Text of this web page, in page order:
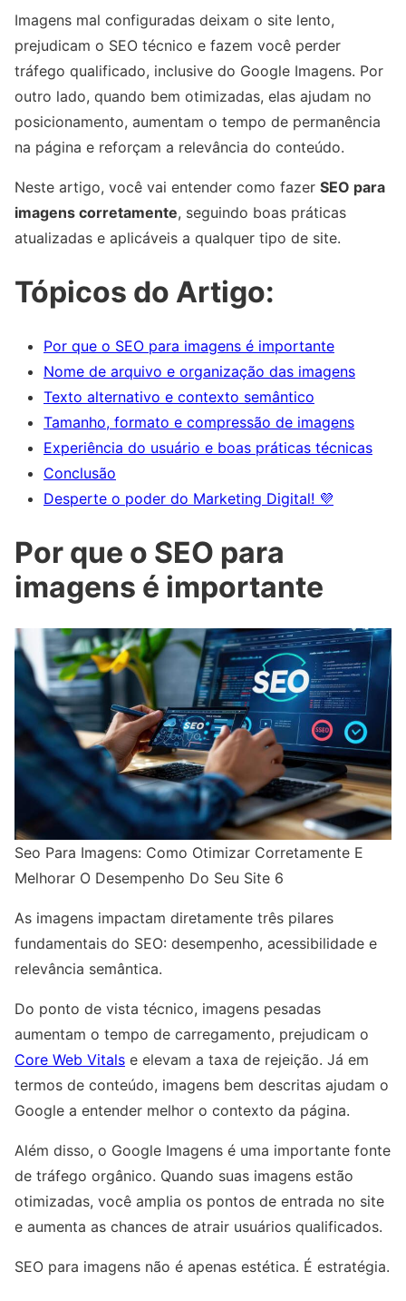
Imagens mal configuradas deixam o site lento,
prejudicam o SEO técnico e fazem você perder
tráfego qualificado, inclusive do Google Imagens. Por
outro lado, quando bem otimizadas, elas ajudam no
posicionamento, aumentam o tempo de permanência
na página e reforçam a relevância do conteúdo.
Neste artigo, você vai entender como fazer SEO para
imagens corretamente, seguindo boas práticas
atualizadas e aplicáveis a qualquer tipo de site.
Tópicos do Artigo:
Por que o SEO para imagens é importante
Nome de arquivo e organização das imagens
Texto alternativo e contexto semântico
Tamanho, formato e compressão de imagens
Experiência do usuário e boas práticas técnicas
Conclusão
Desperte o poder do Marketing Digital! 💜
Por que o SEO para
imagens é importante
Seo Para Imagens: Como Otimizar Corretamente E
Melhorar O Desempenho Do Seu Site 6
As imagens impactam diretamente três pilares
fundamentais do SEO: desempenho, acessibilidade e
relevância semântica.
Do ponto de vista técnico, imagens pesadas
aumentam o tempo de carregamento, prejudicam o
Core Web Vitals e elevam a taxa de rejeição. Já em
termos de conteúdo, imagens bem descritas ajudam o
Google a entender melhor o contexto da página.
Além disso, o Google Imagens é uma importante fonte
de tráfego orgânico. Quando suas imagens estão
otimizadas, você amplia os pontos de entrada no site
e aumenta as chances de atrair usuários qualificados.
SEO para imagens não é apenas estética. É estratégia.